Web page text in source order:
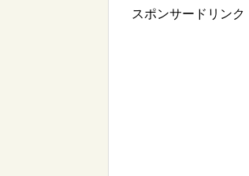
スポンサードリンク